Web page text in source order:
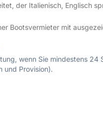
der Italienisch, Englisch
Bootsvermieter mit
wenn Sie mindestens 24
und Provision).